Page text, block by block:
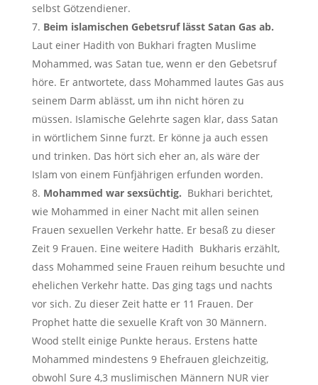
selbst Götzendiener.
Beim islamischen Gebetsruf lässt Satan Gas ab.
Laut einer Hadith von Bukhari fragten Muslime
Mohammed, was Satan tue, wenn er den Gebetsruf
höre. Er antwortete, dass Mohammed lautes Gas aus
seinem Darm ablässt, um ihn nicht hören zu
müssen. Islamische Gelehrte sagen klar, dass Satan
in wörtlichem Sinne furzt. Er könne ja auch essen
und trinken. Das hört sich eher an, als wäre der
Islam von einem Fünfjährigen erfunden worden.
Mohammed war sexsüchtig. Bukhari berichtet,
wie Mohammed in einer Nacht mit allen seinen
Frauen sexuellen Verkehr hatte. Er besaß zu dieser
Zeit 9 Frauen. Eine weitere Hadith Bukharis erzählt,
dass Mohammed seine Frauen reihum besuchte und
ehelichen Verkehr hatte. Das ging tags und nachts
vor sich. Zu dieser Zeit hatte er 11 Frauen. Der
Prophet hatte die sexuelle Kraft von 30 Männern.
Wood stellt einige Punkte heraus. Erstens hatte
Mohammed mindestens 9 Ehefrauen gleichzeitig,
obwohl Sure 4,3 muslimischen Männern NUR vier